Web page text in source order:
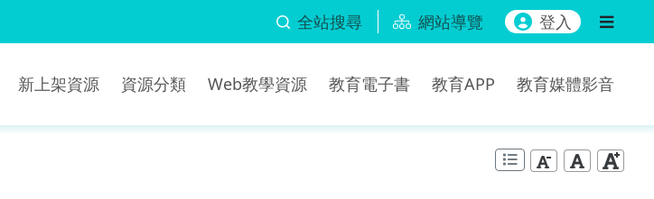
全站搜尋 網站導覽 登入
新上架資源 資源分類 Web教學資源 教育電子書 教育APP 教育媒體影音